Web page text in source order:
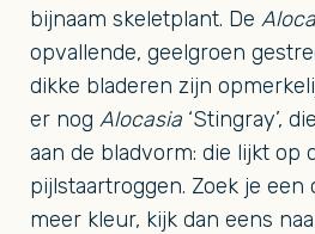
bijnaam skeletplant. De
opvallende, geelgroen
dikke bladeren zijn
er nog Alocasia ‘Stingray’,
aan de bladvorm: die lijkt op
pijlstaartroggen. Zoek je
meer kleur, kijk dan eens